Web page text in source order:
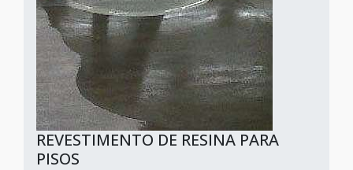
REVESTIMENTO DE RESINA PARA
PISOS